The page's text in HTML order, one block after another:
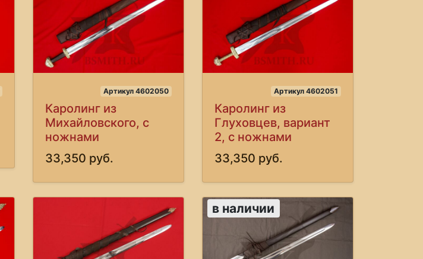
Артикул 4602050
Каролинг из
Михайловского, с
ножнами
33,350 руб.
Артикул 4602051
Каролинг из
Глуховцев, вариант
2, с ножнами
33,350 руб.
в наличии